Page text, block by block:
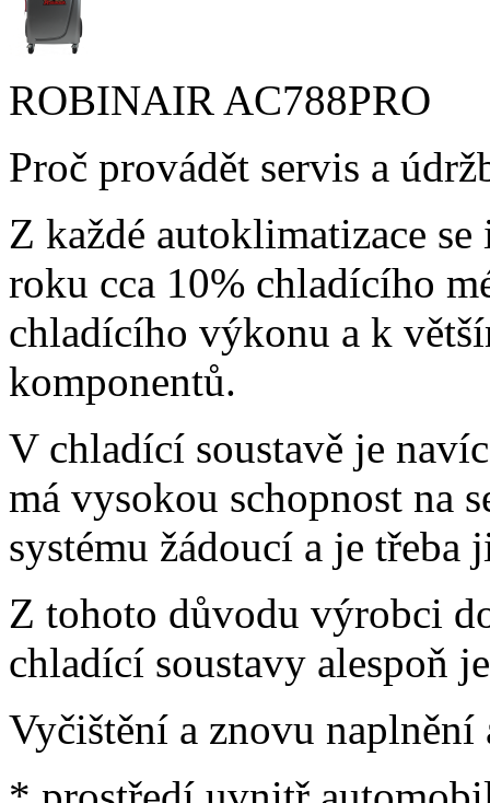
ROBINAIR AC788PRO
Proč provádět servis a
Z každé autoklimatizace
roku cca 10% chladícího
chladícího výkonu a k
komponentů.
V chladící soustavě je
má vysokou schopnost na
systému žádoucí a je třeba
Z tohoto důvodu výrobci
chladící soustavy alespoň
Vyčištění a znovu